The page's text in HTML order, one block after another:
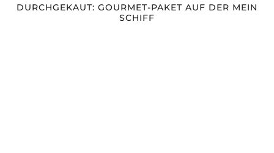
DURCHGEKAUT: GOURMET-PAKET AUF DER MEIN
SCHIFF